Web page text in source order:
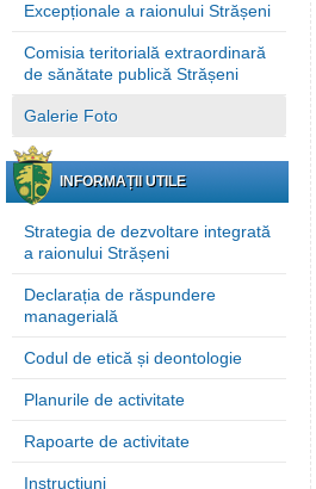
Excepționale a raionului Strășeni
Comisia teritorială extraordinară
de sănătate publică Strășeni
Galerie Foto
INFORMAȚII UTILE
Strategia de dezvoltare integrată
a raionului Strășeni
Declarația de răspundere
managerială
Codul de etică și deontologie
Planurile de activitate
Rapoarte de activitate
Instrucțiuni